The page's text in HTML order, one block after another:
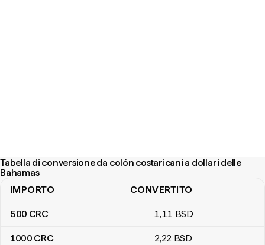
Tabella di conversione da colón costaricani a dollari delle
Bahamas
Tabella di conversione da colón costaricani a dollari delle
IMPORTO CONVERTITO
500 CRC 1,11 BSD
1000 CRC 2,22 BSD